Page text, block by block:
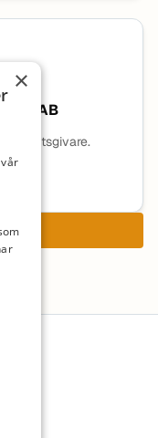
AB
arbetsgivare.
×